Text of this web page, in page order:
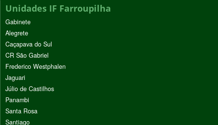
Unidades IF Farroupilha
Gabinete
Alegrete
Caçapava do Sul
CR São Gabriel
Frederico Westphalen
Jaguari
Júlio de Castilhos
Panambi
Santa Rosa
Santiago